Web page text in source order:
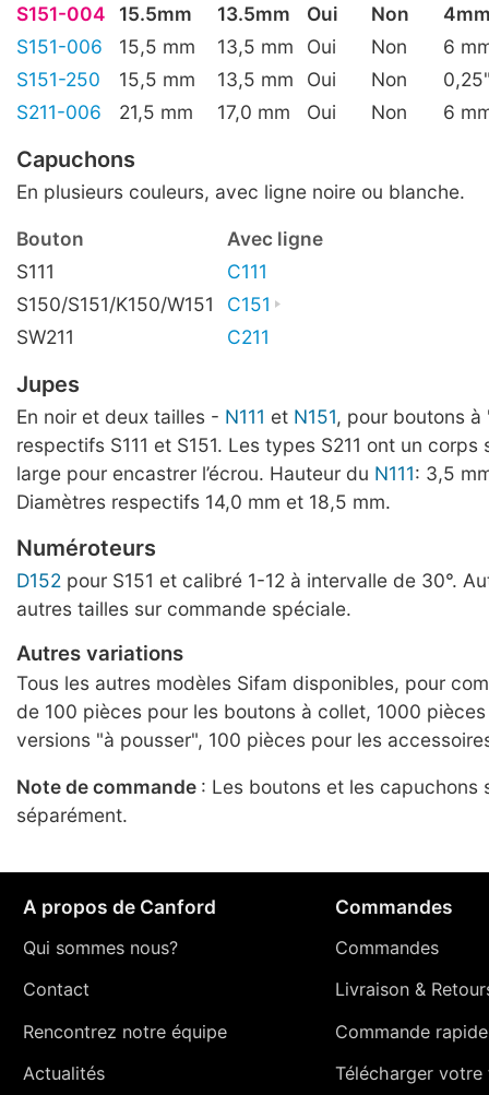
S151-004
15.5mm 13.5mm Oui Non
S151-006
15,5 mm 13,5 mm Oui Non
6
S151-250
15,5 mm 13,5 mm Oui Non
S211-006
21,5 mm 17,0 mm Oui Non 6
Capuchons
En plusieurs couleurs, avec ligne noire ou blanche.
Bouton
Avec ligne
S111
C111
S150/S151/K150/W151
C151
SW211
C211
Jupes
En noir et deux tailles - N111 et N151, pour boutons à
respectifs S111 et S151. Les types S211 ont un corps
large pour encastrer l’écrou. Hauteur du N111: 3,5
Diamètres respectifs 14,0 mm et 18,5 mm.
Numéroteurs
D152 pour S151 et calibré 1-12 à intervalle de 30°.
autres tailles sur commande spéciale.
Autres variations
Tous les autres modèles Sifam disponibles, pour
de 100 pièces pour les boutons à collet, 1000
versions "à pousser", 100 pièces pour les
Note de commande : Les boutons et les capuchons
séparément.
A propos de Canford
Qui sommes nous?
Contact
Rencontrez notre équipe
Actualités
Commandes
Commandes
Livraison&
Commande rapide
Télécharger votre